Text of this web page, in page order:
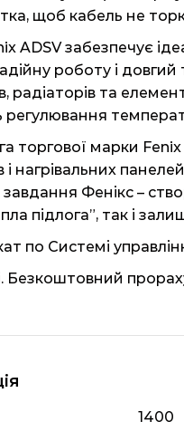
щоб кабель не
​​ADSV забезпечує
роботу і довгий
радіаторів та
регулювання
торгової марки
і нагрівальних
завдання Фенікс –
підлога”, так і
по Системі
Безкоштовний
1400